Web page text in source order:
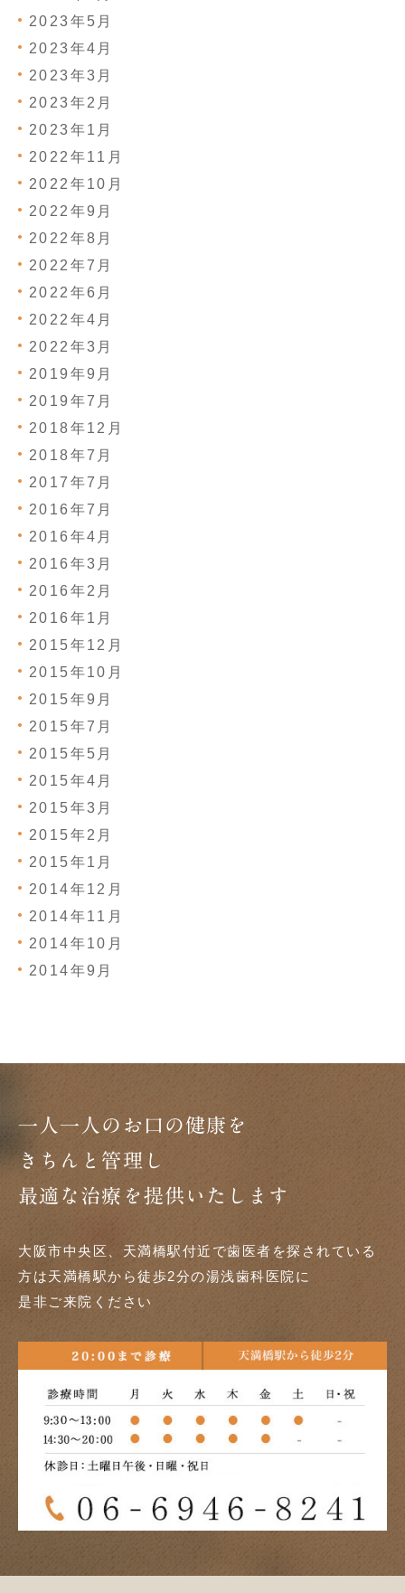
2023年5月
2023年4月
2023年3月
2023年2月
2023年1月
2022年11月
2022年10月
2022年9月
2022年8月
2022年7月
2022年6月
2022年4月
2022年3月
2019年9月
2019年7月
2018年12月
2018年7月
2017年7月
2016年7月
2016年4月
2016年3月
2016年2月
2016年1月
2015年12月
2015年10月
2015年9月
2015年7月
2015年5月
2015年4月
2015年3月
2015年2月
2015年1月
2014年12月
2014年11月
2014年10月
2014年9月
一人一人のお口の健康を
きちんと管理し
最適な治療を提供いたします
大阪市中央区、天満橋駅付近で歯医者を探されている
方は天満橋駅から徒歩2分の湯浅歯科医院に
是非ご来院ください